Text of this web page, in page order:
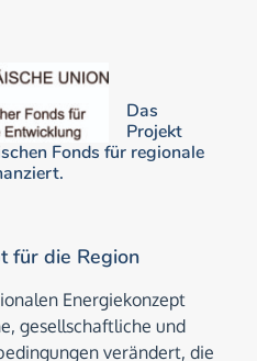
Das
Projekt
Fonds für regionale
für die Region
Energiekonzept
gesellschaftliche und
verändert, die